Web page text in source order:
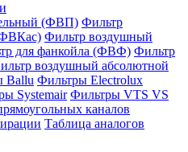
(ФВП) Фильтр
Фильтр воздушный
для фанкойла (ФВФ) Фильтр
воздушный абсолютной
Ballu Фильтры Electrolux
Systemair Фильтры VTS VS
каналов
Таблица аналогов